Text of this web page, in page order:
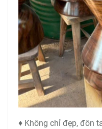
♦ Không chỉ đẹp, đôn